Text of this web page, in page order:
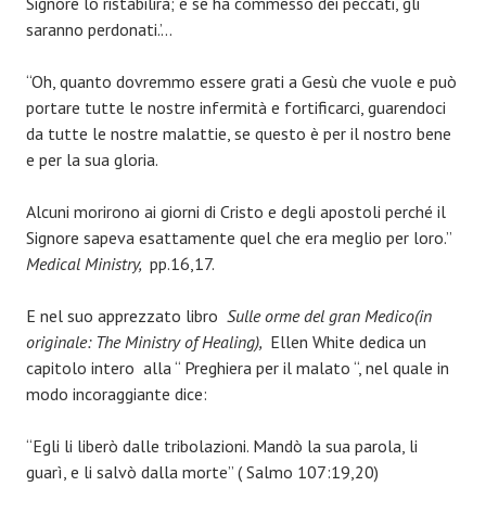
saranno perdonati.’…
“Oh, quanto dovremmo essere grati a Gesù che vuole e può
portare tutte le nostre infermità e fortificarci, guarendoci
da tutte le nostre malattie, se questo è per il nostro bene
e per la sua gloria.
Alcuni morirono ai giorni di Cristo e degli apostoli perché il
Signore sapeva esattamente quel che era meglio per loro.”
Medical Ministry, pp.16,17.
E nel suo apprezzato libro Sulle orme del gran Medico(in
originale: The Ministry of Healing), Ellen White dedica un
capitolo intero alla “ Preghiera per il malato “, nel quale in
modo incoraggiante dice:
“Egli li liberò dalle tribolazioni. Mandò la sua parola, li
guarì, e li salvò dalla morte” ( Salmo 107:19,20)